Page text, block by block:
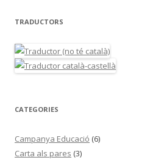
TRADUCTORS
CATEGORIES
Campanya Educació (6)
Carta als pares (3)